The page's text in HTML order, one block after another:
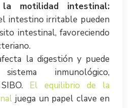
motilidad intestinal:
intestino irritable pueden
intestinal, favoreciendo
la digestión y puede
inmunológico,
El equilibrio de la
juega un papel clave en